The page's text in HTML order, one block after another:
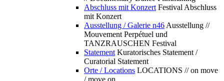
Abschluss mit Konzert Festival Abschluss
mit Konzert
Ausstellung / Galerie n46 Ausstellung //
Mouvement Perpétuel und
TANZRAUSCHEN Festival
Statement Kuratorisches Statement /
Curatorial Statement
Orte / Locations LOCATIONS // on move
/ move on